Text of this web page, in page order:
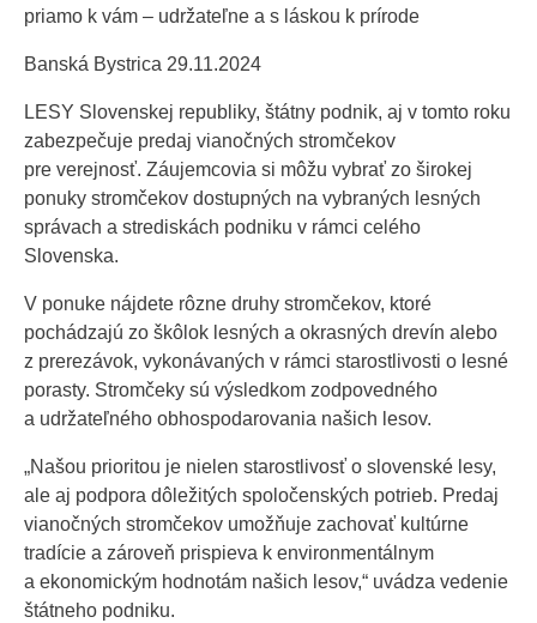
priamo k vám – udržateľne a s láskou k prírode
Banská Bystrica 29.11.2024
LESY Slovenskej republiky, štátny podnik, aj v tomto roku
zabezpečuje predaj vianočných stromčekov
pre verejnosť. Záujemcovia si môžu vybrať zo širokej
ponuky stromčekov dostupných na vybraných lesných
správach a strediskách podniku v rámci celého
Slovenska.
V ponuke nájdete rôzne druhy stromčekov, ktoré
pochádzajú zo škôlok lesných a okrasných drevín alebo
z prerezávok, vykonávaných v rámci starostlivosti o lesné
porasty. Stromčeky sú výsledkom zodpovedného
a udržateľného obhospodarovania našich lesov.
„Našou prioritou je nielen starostlivosť o slovenské lesy,
ale aj podpora dôležitých spoločenských potrieb. Predaj
vianočných stromčekov umožňuje zachovať kultúrne
tradície a zároveň prispieva k environmentálnym
a ekonomickým hodnotám našich lesov,“ uvádza vedenie
štátneho podniku.